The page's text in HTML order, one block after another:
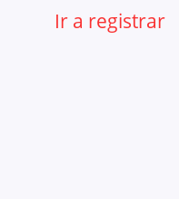
Ir a registrar